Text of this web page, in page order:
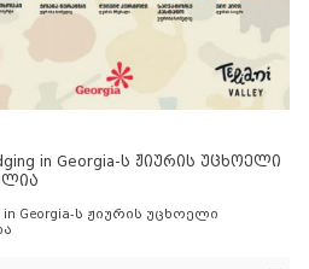
in Georgia-ს ჟიურის უცხოელი
in Georgia-ს ჟიურის უცხოელი